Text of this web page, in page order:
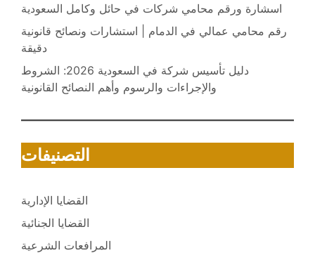
اسشارة ورقم محامي شركات في حائل وكامل السعودية
رقم محامي عمالي في الدمام | استشارات ونصائح قانونية
دقيقة
دليل تأسيس شركة في السعودية 2026: الشروط
والإجراءات والرسوم وأهم النصائح القانونية
التصنيفات
القضايا الإدارية
القضايا الجنائية
المرافعات الشرعية